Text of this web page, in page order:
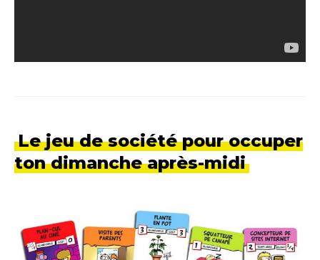
Le jeu de société pour occuper
ton dimanche après-midi